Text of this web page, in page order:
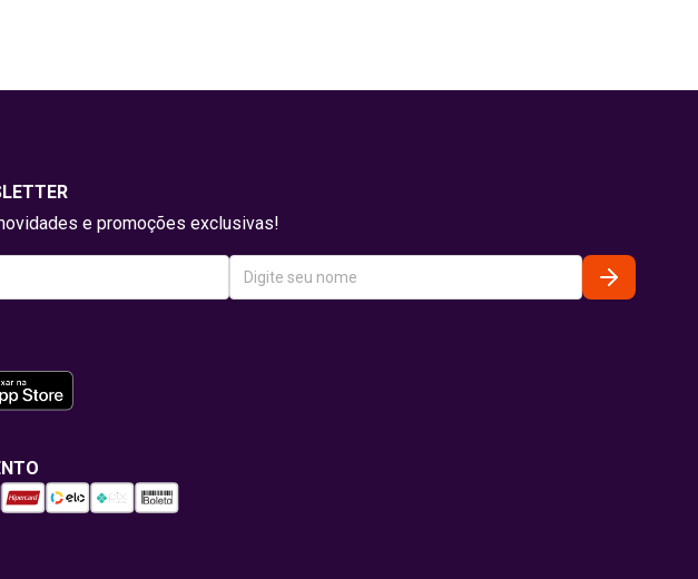
e promoções exclusivas!